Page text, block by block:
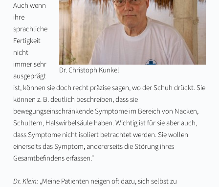
Dr. Christoph Kunkel
Auch wenn
ihre
sprachliche
Fertigkeit
nicht
immer sehr
ausgeprägt
ist, können sie doch recht präzise sagen, wo der Schuh drückt. Sie
können z. B. deutlich beschreiben, dass sie
bewegungseinschränkende Symptome im Bereich von Nacken,
Schultern, Halswirbelsäule haben. Wichtig ist für sie aber auch,
dass Symptome nicht isoliert betrachtet werden. Sie wollen
einerseits das Symptom, andererseits die Störung ihres
Gesamtbefindens erfassen.“
Dr. Klein:„Meine Patienten neigen oft dazu, sich selbst zu